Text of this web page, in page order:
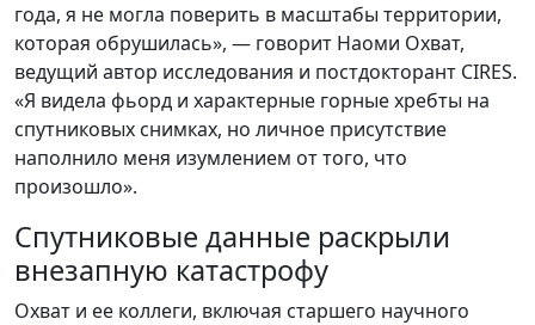
года, я не могла поверить в масштабы территории,
которая обрушилась», — говорит Наоми Охват,
ведущий автор исследования и постдокторант CIRES.
«Я видела фьорд и характерные горные хребты на
спутниковых снимках, но личное присутствие
наполнило меня изумлением от того, что
произошло».
Спутниковые данные раскрыли
внезапную катастрофу
Охват и ее коллеги, включая старшего научного